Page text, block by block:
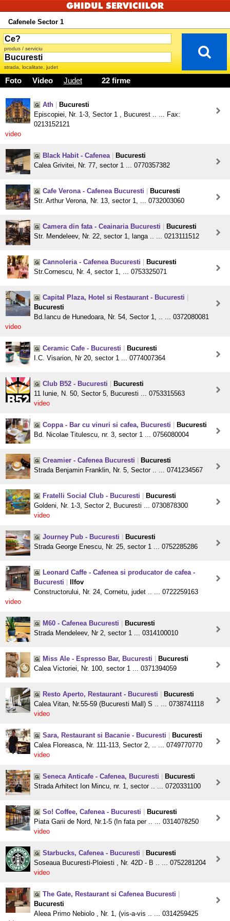
Cafenele Sector 1
produs / serviciu
strada, localitate, judet
Foto Video Judet 22 firme
Ath
Bucuresti
Episcopiei, Nr. 1-3, Sector 1 , Bucurest .. ... Fax:
0213152121
video
Black Habit - Cafenea
Bucuresti
Calea Grivitei, Nr. 77, sector 1 ... 0770357382
Cafe Verona - Cafenea Bucuresti
Bucuresti
Str. Arthur Verona, Nr. 13, sector 1, ... 0732003060
Camera din fata - Ceainaria Bucuresti
Bucuresti
Str. Mendeleev, Nr. 22, sector 1, langa .. ... 0213111512
Cannoleria - Cafenea Bucuresti
Bucuresti
Str.Cornescu, Nr. 4, sector 1, ... 0753325071
Capital Plaza, Hotel si Restaurant - Bucuresti
Bucuresti
Bd.Iancu de Hunedoara, Nr. 54, Sector 1, .. ... 0372080081
video
Ceramic Cafe - Bucuresti
Bucuresti
I.C. Visarion, Nr 20, sector 1 ... 0774007364
Club B52 - Bucuresti
Bucuresti
11 Iunie, N. 50, Sector 5, Bucuresti ... 0753315563
video
Coppa - Bar cu vinuri si cafea, Bucuresti
Bucuresti
Bd. Nicolae Titulescu, nr. 3, sector 1 ... 0756080004
Creamier - Cafenea Bucuresti
Bucuresti
Strada Benjamin Franklin, Nr. 5, Sector .. ... 0741234567
Fratelli Social Club - Bucuresti
Bucuresti
Goldeni, Nr. 1-3, Sector 2, Bucuresti ... 0730878300
video
Journey Pub - Bucuresti
Bucuresti
Strada George Enescu, Nr. 25, sector 1 ... 0752285286
Leonard Caffe - Cafenea si producator de cafea -
Bucuresti
Ilfov
Constructorului, Nr. 24, Cornetu, judet .. ... 0722259163
video
M60 - Cafenea Bucuresti
Bucuresti
Strada Mendeleev, Nr 2, sector 1 ... 0314100010
Miss Ale - Espresso Bar, Bucuresti
Bucuresti
Calea Victoriei, Nr. 100, sector 1 ... 0371394059
Resto Aperto, Restaurant - Bucuresti
Bucuresti
Calea Vitan, Nr.55-59 (Bucuresti Mall) S .. ... 0738741118
video
Sara, Restaurant si Bacanie - Bucuresti
Bucuresti
Calea Floreasca, Nr. 111-113, Sector 2, .. ... 0749770770
video
Seneca Anticafe - Cafenea, Bucuresti
Bucuresti
Strada Arhitect Ion Mincu, nr. 1, sector .. ... 0720331100
So! Coffee, Cafenea - Bucuresti
Bucuresti
Piata Garii de Nord, Nr.1-5 (In fata per .. ... 0314078250
video
Starbucks, Cafenea - Bucuresti
Bucuresti
Soseaua Bucuresti-Ploiesti , Nr. 42D - B .. ... 0752281204
video
The Gate, Restaurant si Cafenea Bucuresti
Bucuresti
Aleea Primo Nebiolo , Nr. 1, (vis-a-vis .. ... 0314259425